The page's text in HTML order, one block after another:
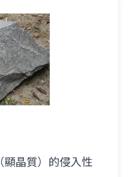
顯晶質）的侵入性